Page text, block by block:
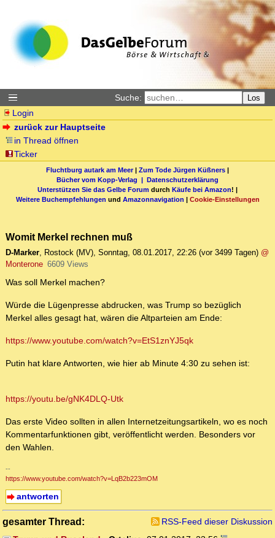
Suche: Los
Login
zurück zur Hauptseite
in Thread öffnen
Ticker
Fluchtburg autark am Meer| Zum Tode Jürgen Küßners |
Bücher vom Kopp-Verlag | Datenschutzerklärung
Unterstützen Sie das Gelbe Forum durch Käufe bei Amazon! |
Weitere Buchempfehlungen und Amazonnavigation | Cookie-Einstellungen
Womit Merkel rechnen muß
D-Marker, Rostock (MV), Sonntag, 08.01.2017, 22:26 (vor 3499 Tagen) @
Monterone 6609 Views
Was soll Merkel machen?
Würde die Lügenpresse abdrucken, was Trump so bezüglich
Merkel alles gesagt hat, wären die Altparteien am Ende:
https://www.youtube.com/watch?v=EtS1znYJ5qk
Putin hat klare Antworten, wie hier ab Minute 4:30 zu sehen ist:
https://youtu.be/gNK4DLQ-Utk
Das erste Video sollten in allen Internetzeitungsartikeln, wo es noch
Kommentarfunktionen gibt, veröffentlicht werden. Besonders vor
den Wahlen.
--
https://www.youtube.com/watch?v=LqB2b223mOM
antworten
gesamter Thread:
RSS-Feed dieser Diskussion